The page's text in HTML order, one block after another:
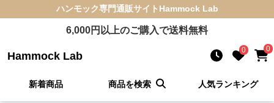
ハンモック専門通販サイト Hammock Lab
6,000円以上のご購入で送料無料
Hammock Lab 0 0
新着商品 商品を検索 人気ランキング